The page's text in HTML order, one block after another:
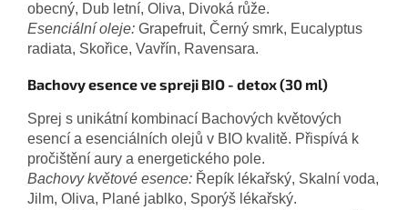
obecný, Dub letní, Oliva, Divoká růže.
Esenciální oleje: Grapefruit, Černý smrk, Eucalyptus
radiata, Skořice, Vavřín, Ravensara.
Bachovy esence ve spreji BIO - detox (30 ml)
Sprej s unikátní kombinací Bachových květových
esencí a esenciálních olejů v BIO kvalitě. Přispívá k
pročištění aury a energetického pole.
Bachovy květové esence: Řepík lékařský, Skalní voda,
Jilm, Oliva, Plané jablko, Sporýš lékařský.